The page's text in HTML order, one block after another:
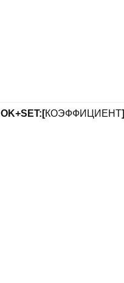
OK+SET: [КОЭФФИЦИЕНТ]